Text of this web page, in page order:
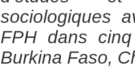
sociologiques
FPH dans
Burkina Faso,